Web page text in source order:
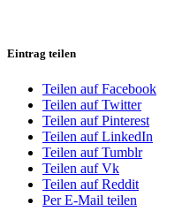
Eintrag teilen
Teilen auf Facebook
Teilen auf Twitter
Teilen auf Pinterest
Teilen auf LinkedIn
Teilen auf Tumblr
Teilen auf Vk
Teilen auf Reddit
Per E-Mail teilen